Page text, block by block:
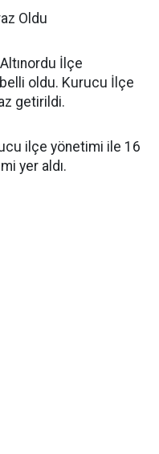
Oldu
İlçe
belli oldu. Kurucu İlçe
getirildi.
ilçe yönetimi ile 16
yer aldı.